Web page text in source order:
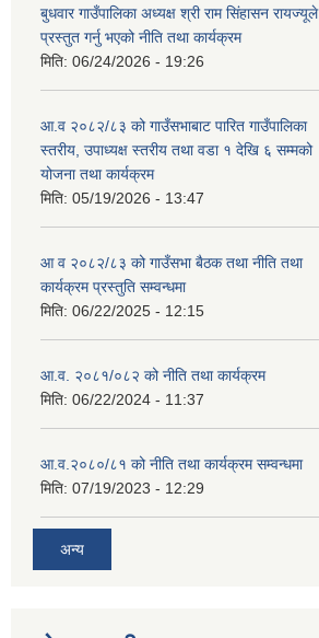
बुधवार गाउँपालिका अध्यक्ष श्री राम सिंहासन रायज्यूले
प्रस्तुत गर्नु भएको नीति तथा कार्यक्रम
मिति: 06/24/2026 - 19:26
आ.व २०८२/८३ को गाउँसभाबाट पारित गाउँपालिका
स्तरीय, उपाध्यक्ष स्तरीय तथा वडा १ देखि ६ सम्मको
योजना तथा कार्यक्रम
मिति: 05/19/2026 - 13:47
आ व २०८२/८३ को गाउँसभा बैठक तथा नीति तथा
कार्यक्रम प्रस्तुति सम्वन्धमा
मिति: 06/22/2025 - 12:15
आ.व. २०८१/०८२ को नीति तथा कार्यक्रम
मिति: 06/22/2024 - 11:37
आ.व.२०८०/८१ को नीति तथा कार्यक्रम सम्वन्धमा
मिति: 07/19/2023 - 12:29
अन्य